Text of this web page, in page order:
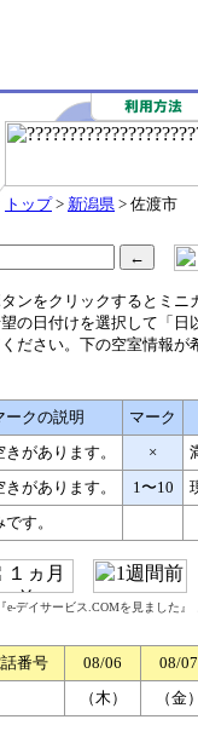
トップ> 新潟県 > 佐渡市
ンをクリックするとミニ
の日付けを選択して「日
ださい。下の空室情報が
ークの説明
マーク
があります。 ×
きがあります。 1〜10
す。
デイサービス.COMを見ました
番号 08/06
08/07
（木）
（金